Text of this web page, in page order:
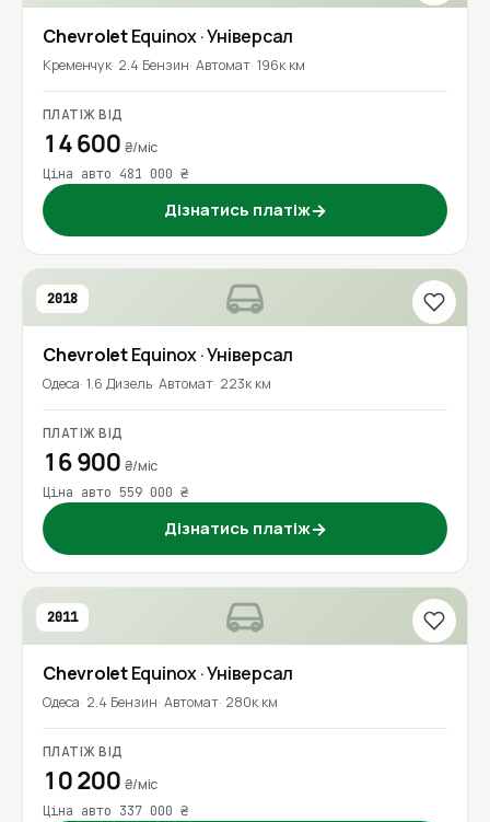
ChevroletEquinox· Універсал
Кременчук 2.4 Бензин Автомат 196к км
ПЛАТІЖ ВІД
14 600 ₴/міс
Ціна авто 481 000 ₴
Дізнатись платіж→
2018
ChevroletEquinox· Універсал
Одеса 1.6 Дизель Автомат 223к км
ПЛАТІЖ ВІД
16 900 ₴/міс
Ціна авто 559 000 ₴
Дізнатись платіж→
2011
ChevroletEquinox· Універсал
Одеса 2.4 Бензин Автомат 280к км
ПЛАТІЖ ВІД
10 200 ₴/міс
Ціна авто 337 000 ₴